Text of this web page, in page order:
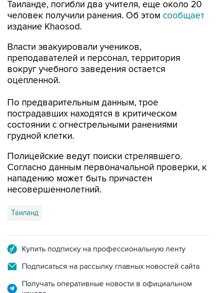
издание Khaosod.
Власти эвакуировали учеников,
вокруг учебного заведения остается
оцепленной.
По предварительным данным, трое
состоянии с огнестрельными ранениями
грудной клетки.
Полицейские ведут поиски стрелявшего.
нападению может быть причастен
несовершеннолетний.
Таиланд
Подписаться на рассылку главных новостей сайта
Получать оперативные новости в официальном